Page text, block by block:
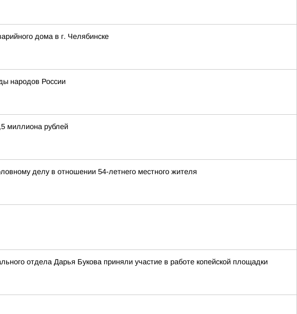
дома в г. Челябинске
народов России
миллиона рублей
делу в отношении 54-летнего местного жителя
отдела Дарья Букова приняли участие в работе копейской площадки